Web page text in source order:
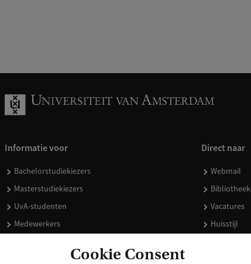
Informatie voor
Bachelorstudiekiezers
Masterstudiekiezers
UvA-studenten
Medewerkers
Direct naar
Webmail
Bibliotheek
Vacatures
Huisstijl
Cookie Consent